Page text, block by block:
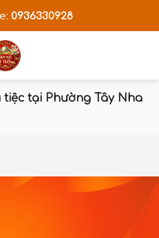
0936330928
tiệc tại Phường Tây Nha